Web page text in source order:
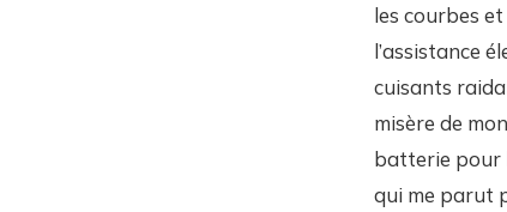
les courbes
l’assistance
cuisants
misère de
batterie pour
qui me parut